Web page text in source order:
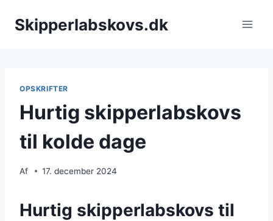
Skipperlabskovs.dk
OPSKRIFTER
Hurtig skipperlabskovs
til kolde dage
Af 17. december 2024
Hurtig skipperlabskovs til